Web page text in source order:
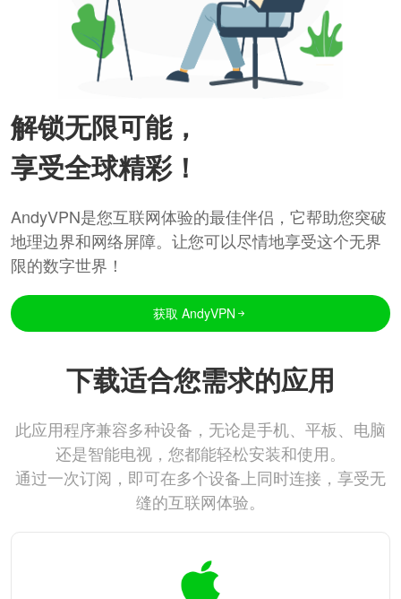
解锁无限可能，
享受全球精彩！
AndyVPN是您互联网体验的最佳伴侣，它帮助您突破
地理边界和网络屏障。让您可以尽情地享受这个无界
限的数字世界！
获取 AndyVPN
下载适合您需求的应用
此应用程序兼容多种设备，无论是手机、平板、电脑
还是智能电视，您都能轻松安装和使用。
通过一次订阅，即可在多个设备上同时连接，享受无
缝的互联网体验。